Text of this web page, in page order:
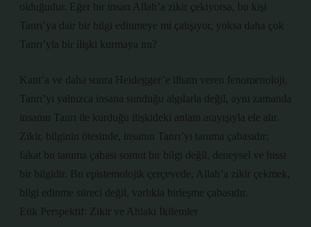
olduğudur. Eğer bir insan Allah’a zikir çekiyorsa, bu kişi
Tanrı’ya dair bir bilgi edinmeye mi çalışıyor, yoksa daha çok
Tanrı’yla bir ilişki kurmaya mı?
Kant’a ve daha sonra Heidegger’e ilham veren fenomenoloji,
Tanrı’yı yalnızca insana sunduğu algılarla değil, aynı zamanda
insanın Tanrı ile kurduğu ilişkideki anlam arayışıyla ele alır.
Zikir, bilginin ötesinde, insanın Tanrı’yı tanıma çabasıdır;
fakat bu tanıma çabası somut bir bilgi değil, deneysel ve hissi
bir bilgidir. Bu epistemolojik çerçevede, Allah’a zikir çekmek,
bilgi edinme süreci değil, varlıkla birleşme çabasıdır.
Etik Perspektif: Zikir ve Ahlaki İkilemler